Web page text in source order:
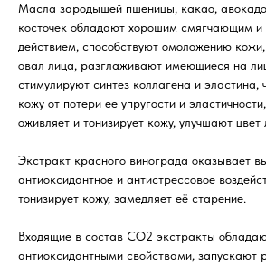
Масла зародышей пшеницы, какао,
косточек обладают хорошим смягчающим и
действием, способствуют омоложению
овал лица, разглаживают имеющиеся на
стимулируют синтез коллагена и эластина,
кожу от потери ее упругости и
оживляет и тонизирует кожу, улучшают цвет
Экстракт красного винограда оказывает
антиоксидантное и антистрессовое
тонизирует кожу, замедляет её старение.
Входящие в состав СО2 экстракты
антиоксидантными свойствами, запускают